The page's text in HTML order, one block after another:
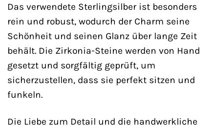
Das verwendete Sterlingsilber ist besonders
rein und robust, wodurch der Charm seine
Schönheit und seinen Glanz über lange Zeit
behält. Die Zirkonia-Steine werden von Hand
gesetzt und sorgfältig geprüft, um
sicherzustellen, dass sie perfekt sitzen und
funkeln.
Die Liebe zum Detail und die handwerkliche